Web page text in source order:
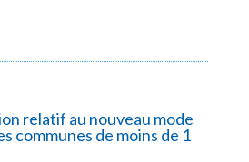
relatif au nouveau mode
communes de moins de 1